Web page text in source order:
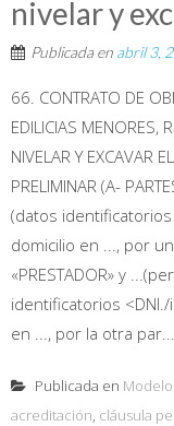
nivelar y
Publicada en abril 3,
66. CONTRATO DE
EDILICIAS MENORES,
NIVELAR Y EXCAVAR
PRELIMINAR (A-
(datos
domicilio en ..., por
«PRESTADOR» y
identificatorios
en ..., por la otra par...
Publicada en
acreditación, cláusula